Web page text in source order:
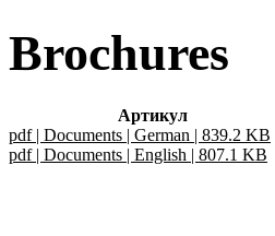
Brochures
Артикул
pdf | Documents | German | 839.2 KB
pdf | Documents | English | 807.1 KB